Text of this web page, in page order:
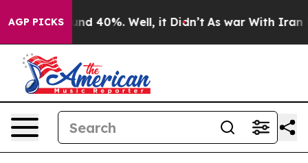
AGP PICKS
Around 40%. Well, it Didn’t As war With Iran